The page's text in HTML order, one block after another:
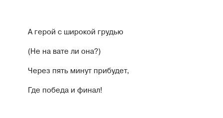
А герой с широкой грудью
(Не на вате ли она?)
Через пять минут прибудет,
Где победа и финал!